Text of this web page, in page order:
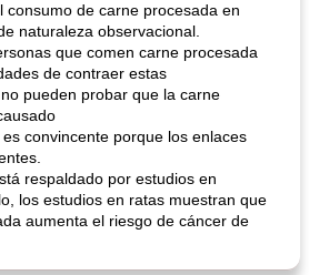
consumo de carne procesada en
naturaleza observacional.
que comen carne procesada
de contraer estas
pueden probar que la carne
convincente porque los enlaces
respaldado por estudios en
los estudios en ratas muestran que
aumenta el riesgo de cáncer de